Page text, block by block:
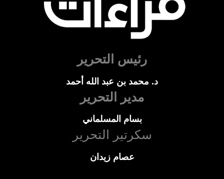
رئيس التحرير
د. محمد بن عبد الله أحمد
مدير التحرير
بسام المسلماني
سكرتير التحرير
عصام زيدان